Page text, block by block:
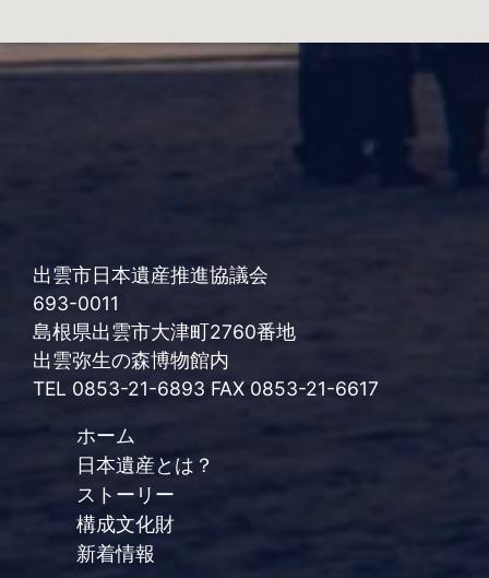
出雲市日本遺産推進協議会
693-0011
島根県出雲市大津町2760番地
出雲弥生の森博物館内
TEL 0853-21-6893 FAX 0853-21-6617
ホーム
日本遺産とは？
ストーリー
構成文化財
新着情報